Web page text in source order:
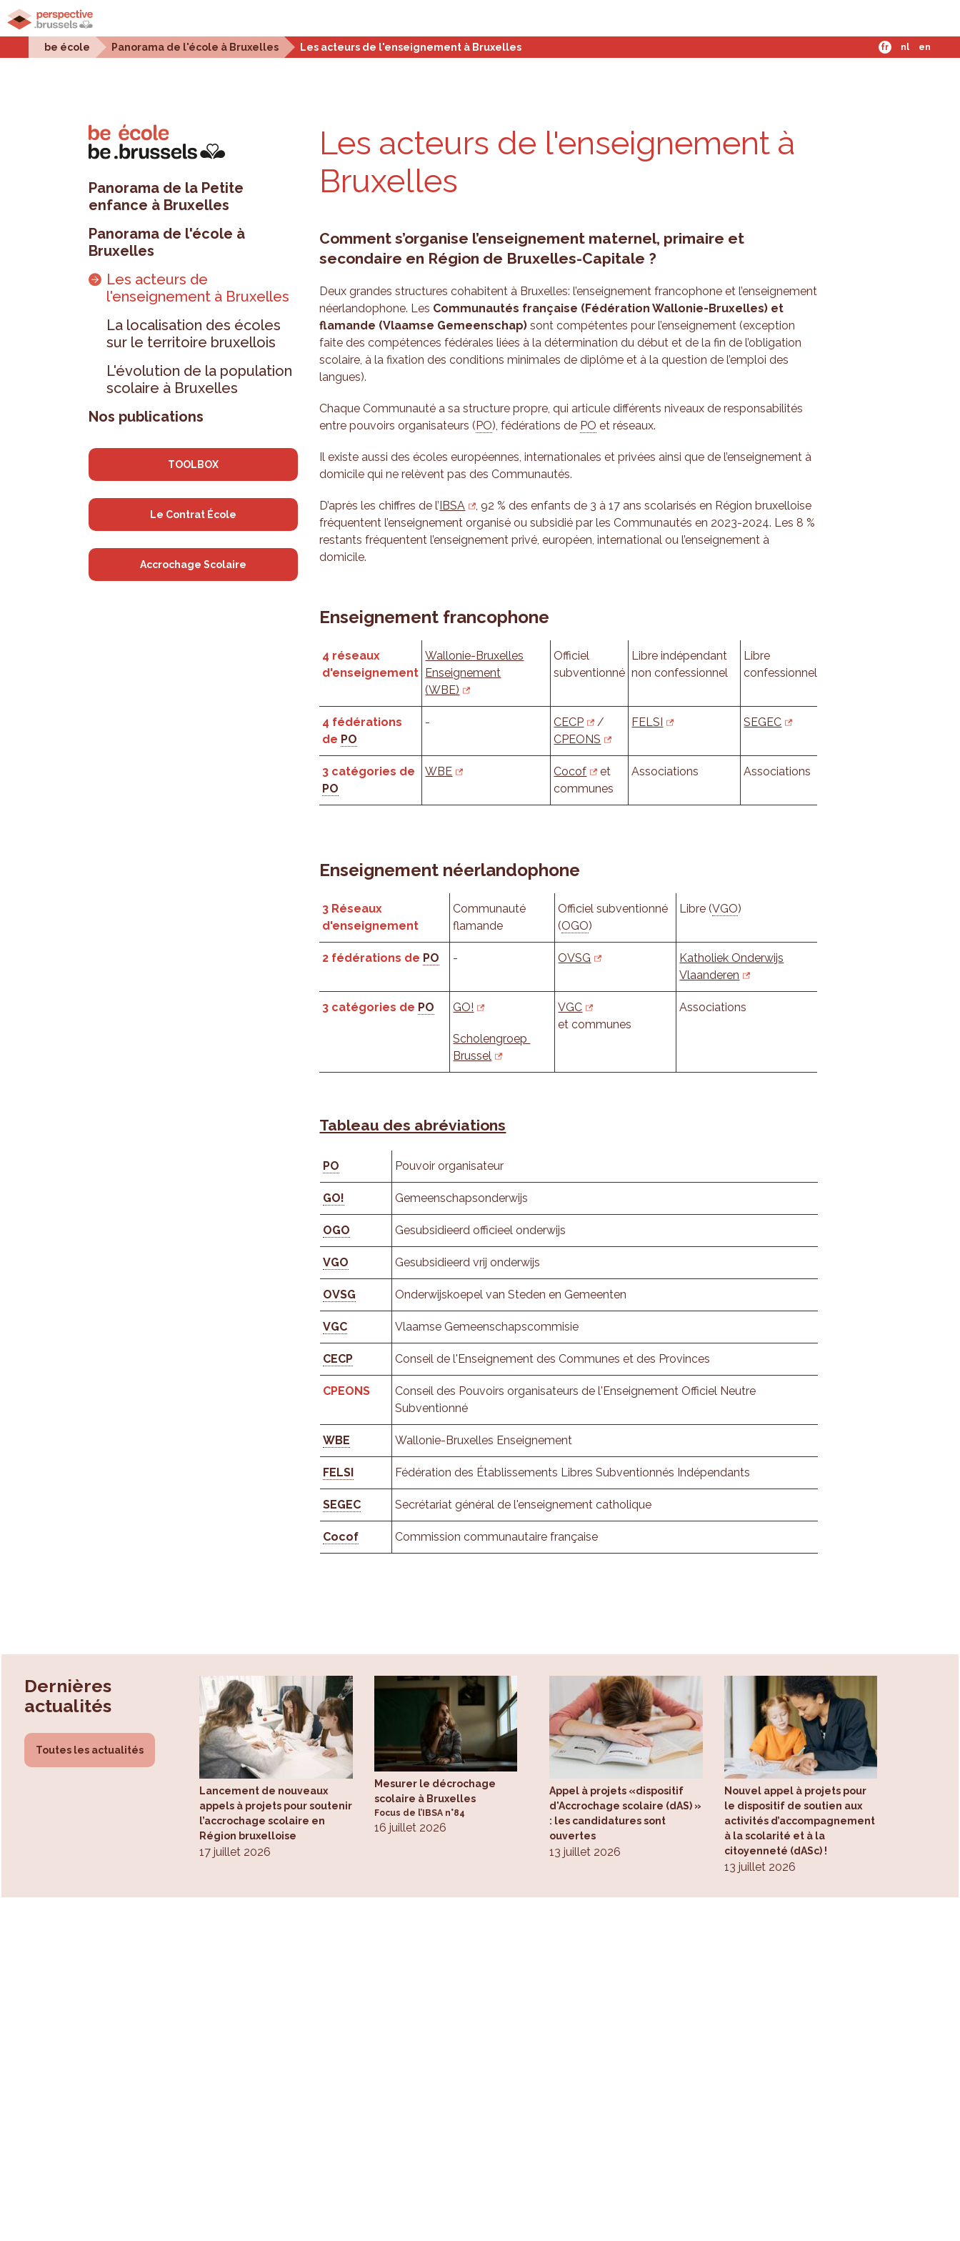
Accueil Projets urbains
be école Panorama de l'école à Bruxelles Les acteurs de l'enseignement à Bruxelles fr nl en
Panorama de la Petite
enfance à Bruxelles
Panorama de l'école à
Bruxelles
Les acteurs de
l'enseignement à Bruxelles
La localisation des écoles
sur le territoire bruxellois
L'évolution de la population
scolaire à Bruxelles
Nos publications
TOOLBOX
Le Contrat École
Accrochage Scolaire
Les acteurs de l'enseignement à
Bruxelles
Comment s’organise l’enseignement maternel, primaire et
secondaire en Région de Bruxelles-Capitale ?
Deux grandes structures cohabitent à Bruxelles: l’enseignement francophone et l’enseignement
néerlandophone. Les Communautés française (Fédération Wallonie-Bruxelles) et
flamande (Vlaamse Gemeenschap) sont compétentes pour l’enseignement (exception
faite des compétences fédérales liées à la détermination du début et de la fin de l’obligation
scolaire, à la fixation des conditions minimales de diplôme et à la question de l’emploi des
langues).
Chaque Communauté a sa structure propre, qui articule différents niveaux de responsabilités
entre pouvoirs organisateurs (PO), fédérations de PO et réseaux.
Il existe aussi des écoles européennes, internationales et privées ainsi que de l’enseignement à
domicile qui ne relèvent pas des Communautés.
D’après les chiffres de l’IBSA
, 92 % des enfants de 3 à 17 ans scolarisés en Région bruxelloise
fréquentent l’enseignement organisé ou subsidié par les Communautés en 2023-2024. Les 8 %
restants fréquentent l’enseignement privé, européen, international ou l’enseignement à
domicile.
Enseignement francophone
4 réseaux
d'enseignement
Wallonie-Bruxelles
Enseignement
(WBE)
Officiel
subventionné
Libre indépendant
non confessionnel
Libre
confessionnel
4 fédérations
de PO
- CECP
/
CPEONS
FELSI SEGEC
3 catégories de
PO
WBE Cocof
et
communes
Associations Associations
Enseignement néerlandophone
3 Réseaux
d'enseignement
Communauté
flamande
Officiel subventionné
(OGO)
Libre (VGO)
2 fédérations de PO - OVSG
Katholiek Onderwijs
Vlaanderen
3 catégories de PO GO!
Scholengroep
Brussel
VGC
et communes
Associations
Tableau des abréviations
PO Pouvoir organisateur
GO! Gemeenschapsonderwijs
OGO Gesubsidieerd officieel onderwijs
VGO Gesubsidieerd vrij onderwijs
OVSG Onderwijskoepel van Steden en Gemeenten
VGC Vlaamse Gemeenschapscommisie
CECP Conseil de l'Enseignement des Communes et des Provinces
CPEONS
Conseil des Pouvoirs organisateurs de l'Enseignement Officiel Neutre
Subventionné
WBE Wallonie-Bruxelles Enseignement
FELSI Fédération des Établissements Libres Subventionnés Indépendants
SEGEC Secrétariat général de l'enseignement catholique
Cocof Commission communautaire française
Dernières
actualités
Toutes les actualités
Lancement de nouveaux
appels à projets pour soutenir
l’accrochage scolaire en
Région bruxelloise
17 juillet 2026
Mesurer le décrochage
scolaire à Bruxelles
Focus de l’IBSA n°84
16 juillet 2026
Appel à projets «dispositif
d'Accrochage scolaire (dAS) »
: les candidatures sont
ouvertes
13 juillet 2026
Nouvel appel à projets pour
le dispositif de soutien aux
activités d’accompagnement
à la scolarité et à la
citoyenneté (dASc) !
13 juillet 2026